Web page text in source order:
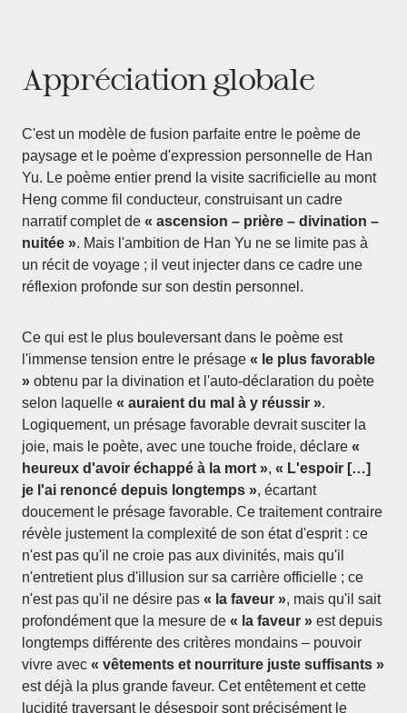
Appréciation globale
C'est un modèle de fusion parfaite entre le poème de
paysage et le poème d'expression personnelle de Han
Yu. Le poème entier prend la visite sacrificielle au mont
Heng comme fil conducteur, construisant un cadre
narratif complet de « ascension – prière – divination –
nuitée ». Mais l'ambition de Han Yu ne se limite pas à
un récit de voyage ; il veut injecter dans ce cadre une
réflexion profonde sur son destin personnel.
Ce qui est le plus bouleversant dans le poème est
l'immense tension entre le présage « le plus favorable
» obtenu par la divination et l'auto-déclaration du poète
selon laquelle « auraient du mal à y réussir ».
Logiquement, un présage favorable devrait susciter la
joie, mais le poète, avec une touche froide, déclare «
heureux d'avoir échappé à la mort », « L'espoir […]
je l'ai renoncé depuis longtemps », écartant
doucement le présage favorable. Ce traitement contraire
révèle justement la complexité de son état d'esprit : ce
n'est pas qu'il ne croie pas aux divinités, mais qu'il
n'entretient plus d'illusion sur sa carrière officielle ; ce
n'est pas qu'il ne désire pas « la faveur », mais qu'il sait
profondément que la mesure de « la faveur » est depuis
longtemps différente des critères mondains – pouvoir
vivre avec « vêtements et nourriture juste suffisants »
est déjà la plus grande faveur. Cet entêtement et cette
lucidité traversant le désespoir sont précisément le